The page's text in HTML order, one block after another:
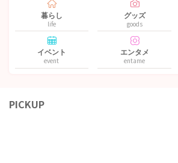
暮らし
life
グッズ
goods
イベント
event
エンタメ
entame
PICKUP